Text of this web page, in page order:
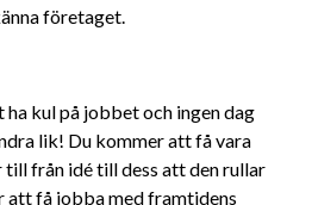
företaget.
kul på jobbet och ingen dag
lik! Du kommer att få vara
från idé till dess att den rullar
att få jobba med framtidens